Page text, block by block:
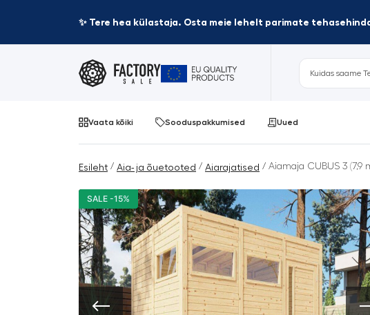
✨ Tere hea külastaja. Osta meie lehelt parimate
Vaata kõiki Sooduspakkumised Uued
Esileht / Aia- ja õuetooted / Aiarajatised / Aiamaja CUBUS 3 (7,9
SALE -15%